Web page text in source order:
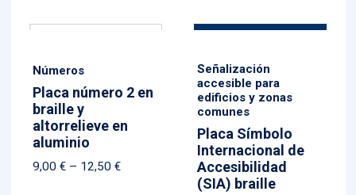
Números
Placa número 2 en
braille y
altorrelieve en
aluminio
9,00€ – 12,50€Price
Señalización
accesible para
edificios y zonas
comunes
Placa Símbolo
Internacional de
Accesibilidad
(SIA) braille